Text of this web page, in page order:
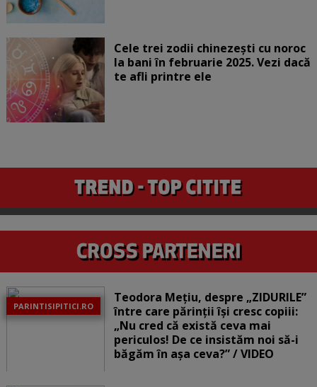
Cele trei zodii chinezești cu noroc
la bani în februarie 2025. Vezi dacă
te afli printre ele
PARINTISIPITICI.RO
Teodora Mețiu, despre „ZIDURILE”
între care părinții își cresc copiii:
„Nu cred că există ceva mai
periculos! De ce insistăm noi să-i
băgăm în așa ceva?” / VIDEO